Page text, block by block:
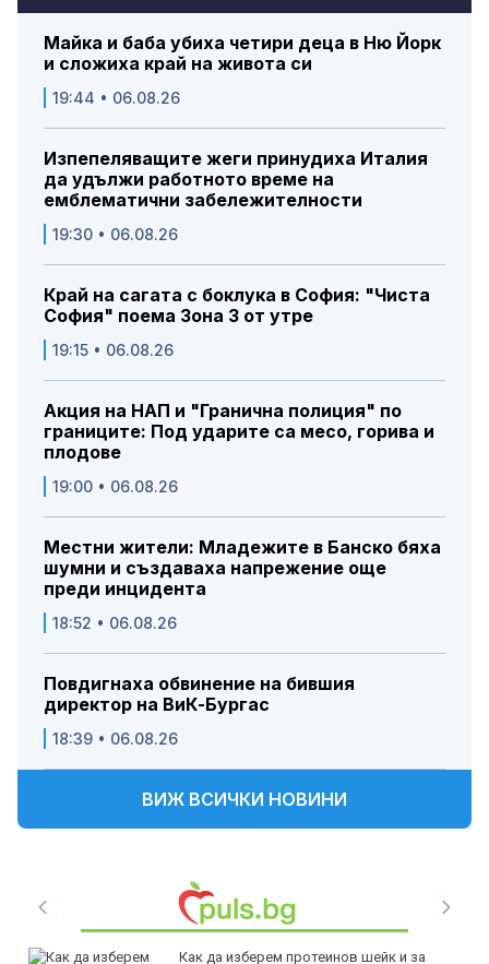
Майка и баба убиха четири деца в Ню Йорк
и сложиха край на живота си
19:44 • 06.08.26
Изпепеляващите жеги принудиха Италия
да удължи работното време на
емблематични забележителности
19:30 • 06.08.26
Край на сагата с боклука в София: "Чиста
София" поема Зона 3 от утре
19:15 • 06.08.26
Акция на НАП и "Гранична полиция" по
границите: Под ударите са месо, горива и
плодове
19:00 • 06.08.26
Местни жители: Младежите в Банско бяха
шумни и създаваха напрежение още
преди инцидента
18:52 • 06.08.26
Повдигнаха обвинение на бившия
директор на ВиК-Бургас
18:39 • 06.08.26
ВИЖ ВСИЧКИ НОВИНИ
Как да изберем протеинов шейк и за